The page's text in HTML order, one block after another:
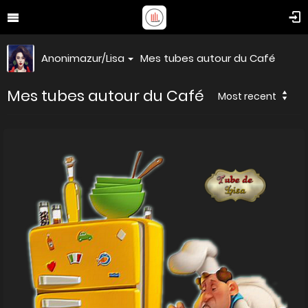
Anonimazur/Lisa Mes tubes autour du Café
Mes tubes autour du Café Most recent